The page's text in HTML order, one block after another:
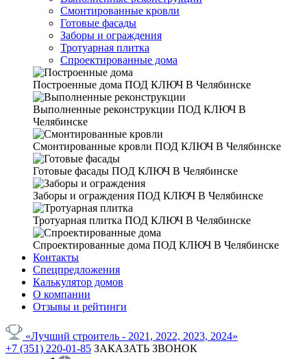
Смонтированные кровли
Готовые фасады
Заборы и ограждения
Тротуарная плитка
Спроектированные дома
Построенные дома ПОД КЛЮЧ В Челябинске
Выполненные реконструкции ПОД КЛЮЧ В
Челябинске
Смонтированные кровли ПОД КЛЮЧ В Челябинске
Готовые фасады ПОД КЛЮЧ В Челябинске
Заборы и ограждения ПОД КЛЮЧ В Челябинске
Тротуарная плитка ПОД КЛЮЧ В Челябинске
Спроектированные дома ПОД КЛЮЧ В Челябинске
Контакты
Спецпредложения
Калькулятор домов
О компании
Отзывы и рейтинги
«Лучший строитель - 2021, 2022, 2023, 2024»
+7 (351) 220-01-85 ЗАКАЗАТЬ ЗВОНОК